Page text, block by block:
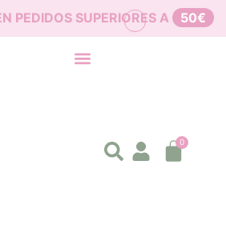
PEDIDOS SUPERIORES A 50€
0